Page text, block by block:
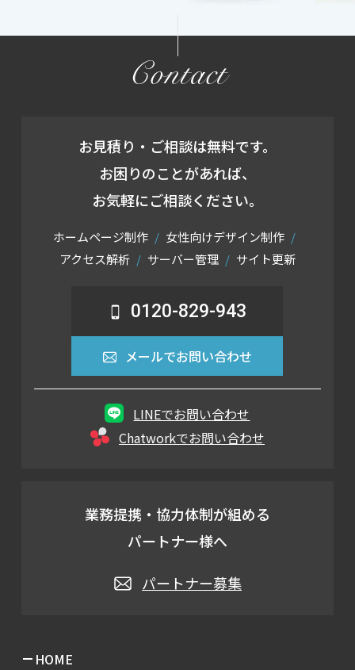
Contact
お見積り・ご相談は無料です。
お困りのことがあれば、
お気軽にご相談ください。
ホームページ制作
女性向けデザイン制作
アクセス解析
サーバー管理 サイト更新
0120-829-943
メールでお問い合わせ
LINEでお問い合わせ
Chatworkでお問い合わせ
業務提携・協力体制が組める
パートナー様へ
パートナー募集
HOME